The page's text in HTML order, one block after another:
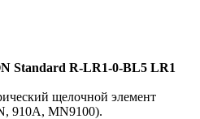
Standard R-LR1-0-BL5 LR1
щелочной элемент
910A, MN9100).